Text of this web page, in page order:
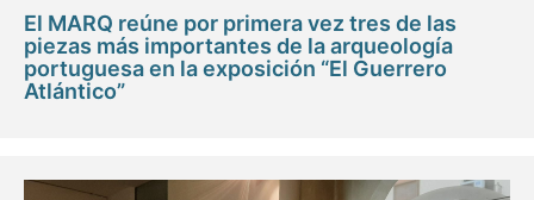
El MARQ reúne por primera vez tres de las
piezas más importantes de la arqueología
portuguesa en la exposición “El Guerrero
Atlántico”